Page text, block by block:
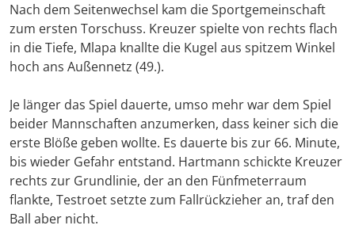
Nach dem Seitenwechsel kam die Sportgemeinschaft
zum ersten Torschuss. Kreuzer spielte von rechts flach
in die Tiefe, Mlapa knallte die Kugel aus spitzem Winkel
hoch ans Außennetz (49.).
Je länger das Spiel dauerte, umso mehr war dem Spiel
beider Mannschaften anzumerken, dass keiner sich die
erste Blöße geben wollte. Es dauerte bis zur 66. Minute,
bis wieder Gefahr entstand. Hartmann schickte Kreuzer
rechts zur Grundlinie, der an den Fünfmeterraum
flankte, Testroet setzte zum Fallrückzieher an, traf den
Ball aber nicht.